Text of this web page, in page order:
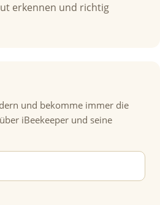
erkennen und richtig
und bekomme immer die
iBeekeeper und seine